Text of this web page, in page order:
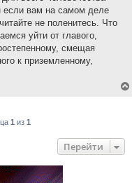
если вам на самом деле
не поленитесь. Что
уйти от главого,
смещая
к приземленному,
1 из 1
Перейти